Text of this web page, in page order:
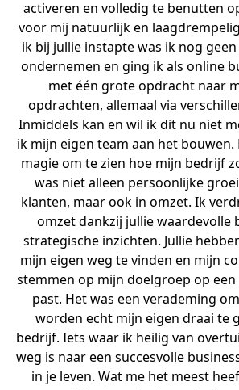
activeren en volledig te benutten
voor mij natuurlijk en
ik bij jullie instapte was ik nog
ondernemen en ging ik als online
met één grote opdracht naar
opdrachten, allemaal via
Inmiddels kan en wil ik dit nu niet
ik mijn eigen team aan het bouwen.
magie om te zien hoe mijn bedrijf
was niet alleen persoonlijke
klanten, maar ook in omzet. Ik
omzet dankzij jullie waardevolle
strategische inzichten. Jullie
mijn eigen weg te vinden en mijn
stemmen op mijn doelgroep op
past. Het was een verademing
worden echt mijn eigen draai te
bedrijf. Iets waar ik heilig van
weg is naar een succesvolle
in je leven. Wat me het meest